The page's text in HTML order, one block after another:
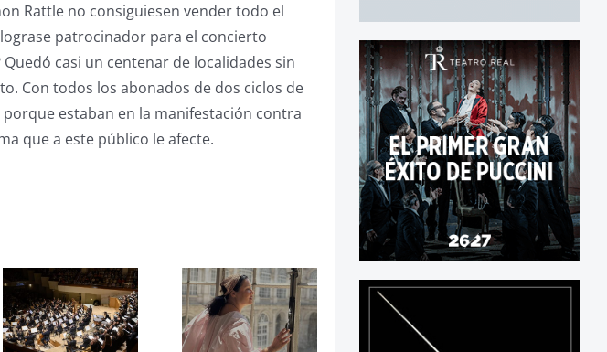
Rattle no consiguiesen vender todo el
patrocinador para el concierto
casi un centenar de localidades sin
Con todos los abonados de dos ciclos de
estaban en la manifestación contra
que a este público le afecte.